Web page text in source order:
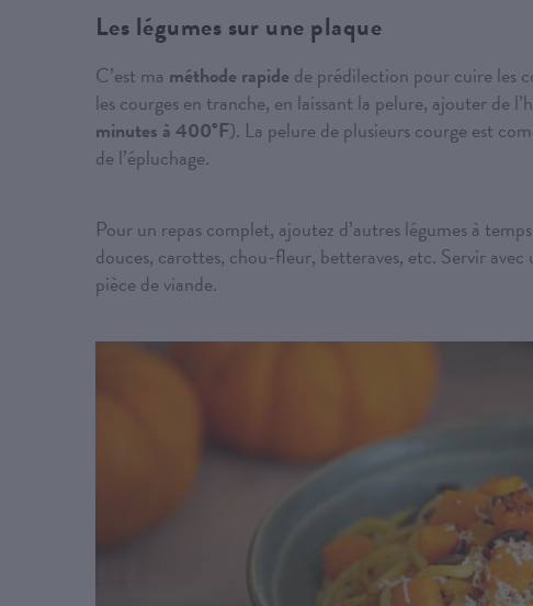
Les légumes sur une plaque
C’est ma méthode rapide de prédilection pour cuire les
les courges en tranche, en laissant la pelure, ajouter de
minutes à 400°F). La pelure de plusieurs courge est
de l’épluchage.
Pour un repas complet, ajoutez d’autres légumes à
douces, carottes, chou-fleur, betteraves, etc. Servir
pièce de viande.